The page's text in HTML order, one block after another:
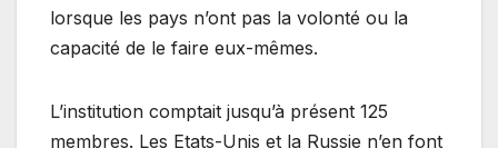
lorsque les pays n’ont pas la volonté ou la
capacité de le faire eux-mêmes.
L’institution comptait jusqu’à présent 125
membres. Les Etats-Unis et la Russie n’en font